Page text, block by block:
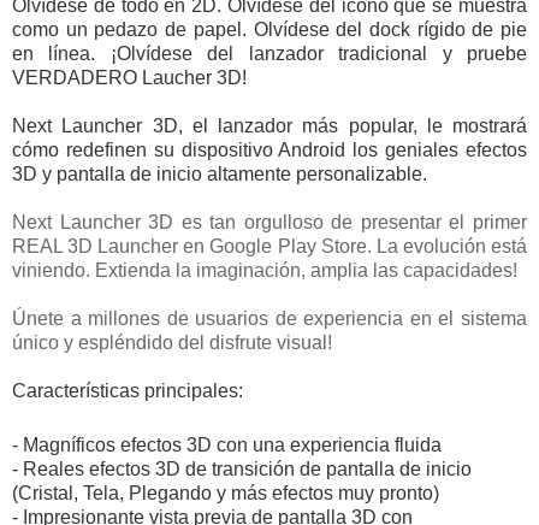
Olvídese de todo en 2D. Olvídese del icono que se muestra
como un pedazo de papel. Olvídese del dock rígido de pie
en línea. ¡Olvídese del lanzador tradicional y pruebe
VERDADERO Laucher 3D!
Next Launcher 3D, el lanzador más popular, le mostrará
cómo redefinen su dispositivo Android los geniales efectos
3D y pantalla de inicio altamente personalizable.
Next Launcher 3D es tan orgulloso de presentar el primer
REAL 3D Launcher en Google Play Store. La evolución está
viniendo. Extienda la imaginación, amplia las capacidades!
Únete a millones de usuarios de experiencia en el sistema
único y espléndido del disfrute visual!
Características principales:
- Magníficos efectos 3D con una experiencia fluida
- Reales efectos 3D de transición de pantalla de inicio
(Cristal, Tela, Plegando y más efectos muy pronto)
- Impresionante vista previa de pantalla 3D con